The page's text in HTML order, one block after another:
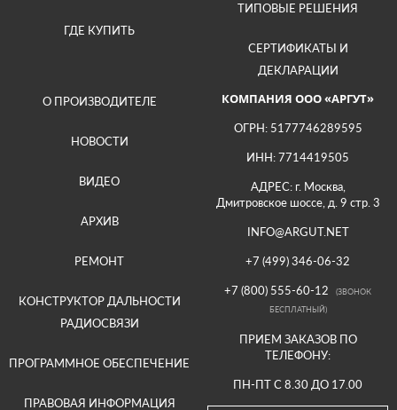
ГДЕ КУПИТЬ
ТИПОВЫЕ РЕШЕНИЯ
СЕРТИФИКАТЫ И
ДЕКЛАРАЦИИ
О ПРОИЗВОДИТЕЛЕ
НОВОСТИ
ВИДЕО
АРХИВ
РЕМОНТ
КОНСТРУКТОР ДАЛЬНОСТИ
РАДИОСВЯЗИ
ПРОГРАММНОЕ ОБЕСПЕЧЕНИЕ
ПРАВОВАЯ ИНФОРМАЦИЯ
КОМПАНИЯ ООО «АРГУТ»
ОГРН: 5177746289595
ИНН: 7714419505
АДРЕС: г. Москва,
Дмитровское шоссе, д. 9 стр. 3
INFO@ARGUT.NET
+7 (499) 346-06-32
+7 (800) 555-60-12
(ЗВОНОК
БЕСПЛАТНЫЙ)
ПРИЕМ ЗАКАЗОВ ПО
ТЕЛЕФОНУ:
ПН-ПТ С 8.30 ДО 17.00